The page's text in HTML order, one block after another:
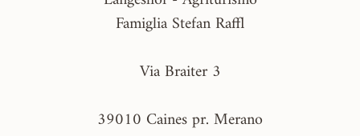
Famiglia Stefan Raffl
Via Braiter 3
39010 Caines pr. Merano